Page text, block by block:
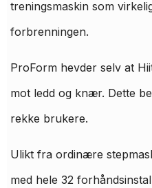
treningsmaskin som
forbrenningen.
ProForm hevder selv at
mot ledd og knær. Dette
rekke brukere.
Ulikt fra ordinære
med hele 32